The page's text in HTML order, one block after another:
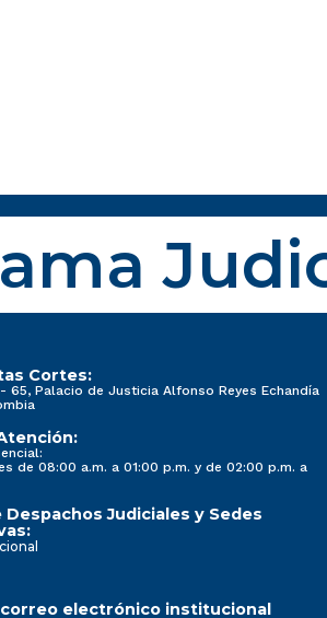
Cortes:
65, Palacio de Justicia Alfonso Reyes Echandía
de 08:00 a.m. a 01:00 p.m. y de 02:00 p.m. a
Despachos Judiciales y Sedes
correo electrónico institucional